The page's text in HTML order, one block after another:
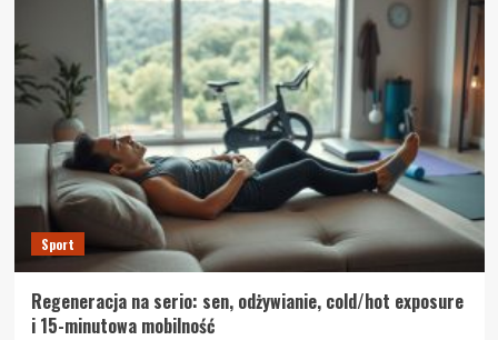
Sport
Regeneracja na serio: sen, odżywianie, cold/hot exposure
i 15-minutowa mobilność